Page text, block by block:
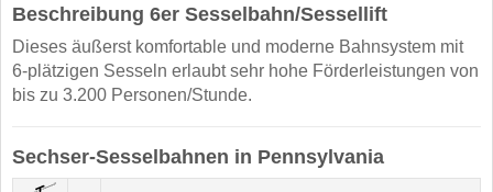
Beschreibung 6er Sesselbahn/Sessellift
Dieses äußerst komfortable und moderne Bahnsystem mit
6-plätzigen Sesseln erlaubt sehr hohe Förderleistungen von
bis zu 3.200 Personen/Stunde.
Sechser-Sesselbahnen in Pennsylvania